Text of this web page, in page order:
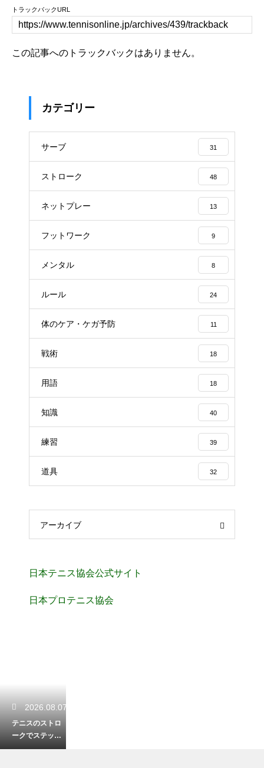
トラックバックURL
この記事へのトラックバックはありません。
カテゴリー
サーブ 31
ストローク 48
ネットプレー 13
フットワーク 9
メンタル 8
ルール 24
体のケア・ケガ予防 11
戦術 18
用語 18
知識 40
練習 39
道具 32
アーカイブ
日本テニス協会公式サイト
日本プロテニス協会
2026.08.07
テニスのストロ
ークでステップ
インして打つ！